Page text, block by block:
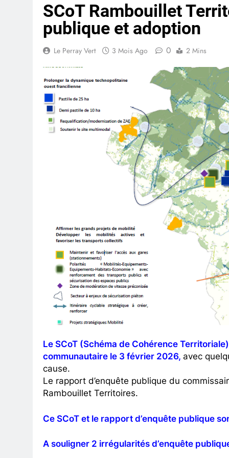
SCoT Rambouillet
publique et adoption
Le Perray Vert 3 Mois Ago 0 2 Mins
Le SCoT (Schéma de Cohérence
communautaire le 3 février 2026, avec
cause.
Le rapport d’enquête publique du
Rambouillet Territoires.
Ce SCoT et le rapport d’enquête publique
A souligner 2 irrégularités d’enquête